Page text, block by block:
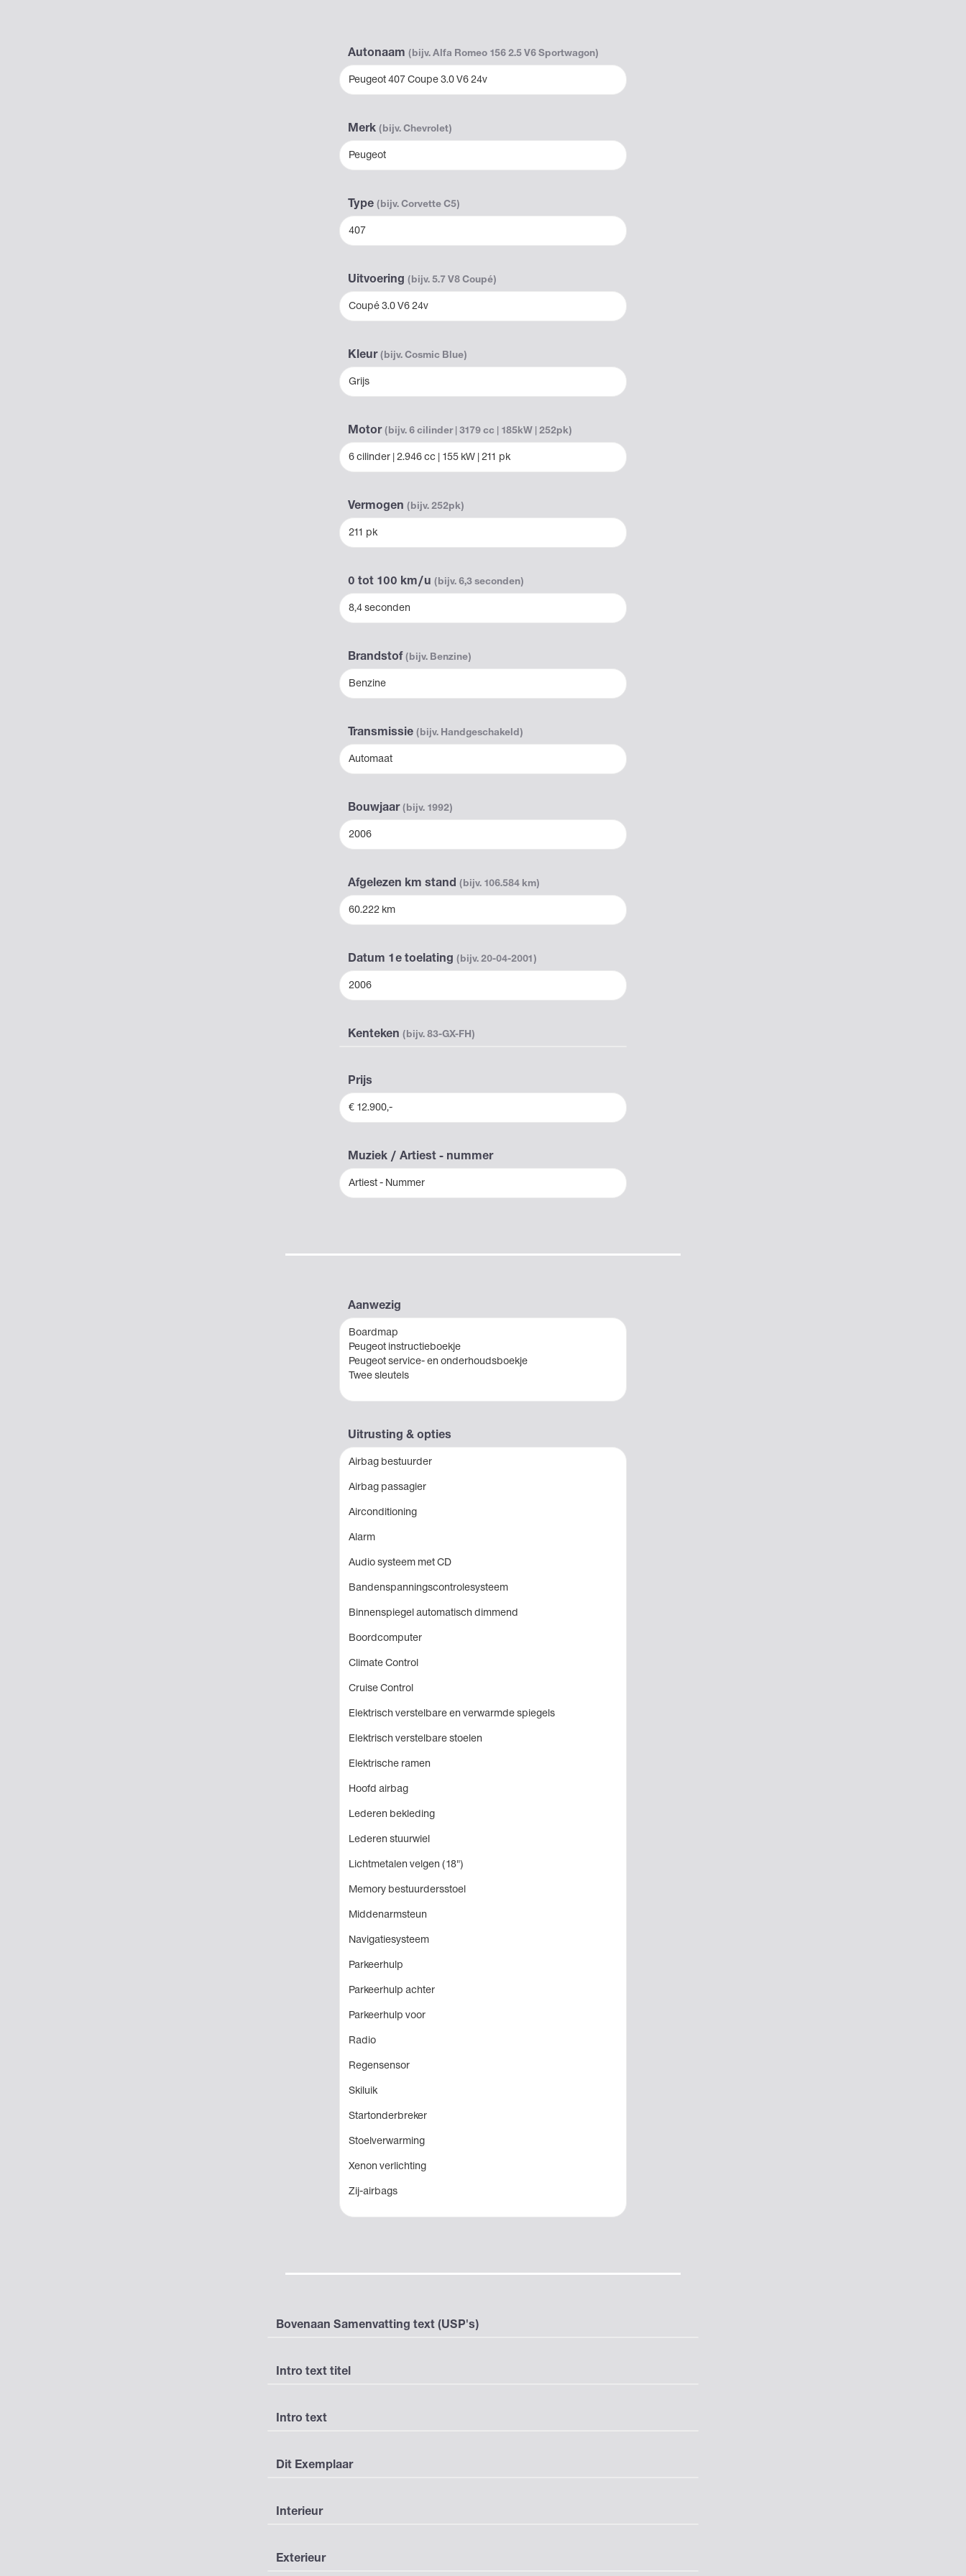
Autonaam (bijv. Alfa Romeo 156 2.5 V6 Sportwagon)
Peugeot 407 Coupe 3.0 V6 24v
Merk (bijv. Chevrolet)
Peugeot
Type (bijv. Corvette C5)
407
Uitvoering (bijv. 5.7 V8 Coupé)
Coupé 3.0 V6 24v
Kleur (bijv. Cosmic Blue)
Grijs
Motor (bijv. 6 cilinder | 3179 cc | 185kW | 252pk)
6 cilinder | 2.946 cc | 155 kW | 211 pk
Vermogen (bijv. 252pk)
211 pk
0 tot 100 km/u (bijv. 6,3 seconden)
8,4 seconden
Brandstof (bijv. Benzine)
Benzine
Transmissie (bijv. Handgeschakeld)
Automaat
Bouwjaar (bijv. 1992)
2006
Afgelezen km stand (bijv. 106.584 km)
60.222 km
Datum 1e toelating (bijv. 20-04-2001)
2006
Kenteken (bijv. 83-GX-FH)
Prijs
€ 12.900,-
Muziek / Artiest - nummer
Artiest - Nummer
Aanwezig
Boardmap
Peugeot instructieboekje
Peugeot service- en onderhoudsboekje
Twee sleutels
Uitrusting & opties
Airbag bestuurder
Airbag passagier
Airconditioning
Alarm
Audio systeem met CD
Bandenspanningscontrolesysteem
Binnenspiegel automatisch dimmend
Boordcomputer
Climate Control
Cruise Control
Elektrisch verstelbare en verwarmde spiegels
Elektrisch verstelbare stoelen
Elektrische ramen
Hoofd airbag
Lederen bekleding
Lederen stuurwiel
Lichtmetalen velgen (18")
Memory bestuurdersstoel
Middenarmsteun
Navigatiesysteem
Parkeerhulp
Parkeerhulp achter
Parkeerhulp voor
Radio
Regensensor
Skiluik
Startonderbreker
Stoelverwarming
Xenon verlichting
Zij-airbags
Bovenaan Samenvatting text (USP's)
Intro text titel
Intro text
Dit Exemplaar
Interieur
Exterieur